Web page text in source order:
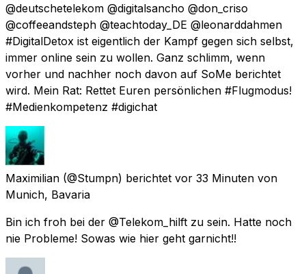
@deutschetelekom @digitalsancho @don_criso
@coffeeandsteph @teachtoday_DE @leonarddahmen
#DigitalDetox ist eigentlich der Kampf gegen sich selbst,
immer online sein zu wollen. Ganz schlimm, wenn
vorher und nachher noch davon auf SoMe berichtet
wird. Mein Rat: Rettet Euren persönlichen #Flugmodus!
#Medienkompetenz #digichat
Maximilian (@Stumpn) berichtet vor 33 Minuten von
Munich, Bavaria
Bin ich froh bei der @Telekom_hilft zu sein. Hatte noch
nie Probleme! Sowas wie hier geht garnicht!!